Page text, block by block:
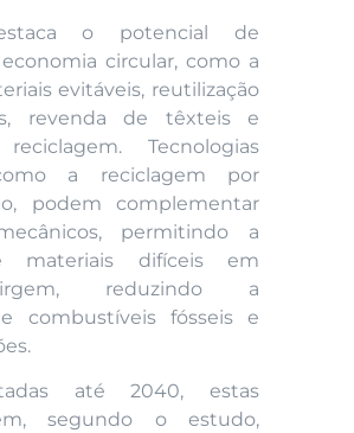
o potencial de
circular, como a
evitáveis, reutilização
revenda de têxteis e
Tecnologias
a reciclagem por
podem complementar
permitindo a
materiais difíceis em
reduzindo a
combustíveis fósseis e
até 2040, estas
segundo o estudo,